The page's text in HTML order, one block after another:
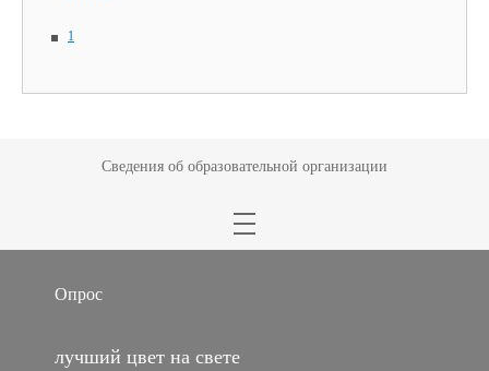
1
Сведения об образовательной организации
Опрос
лучший цвет на свете